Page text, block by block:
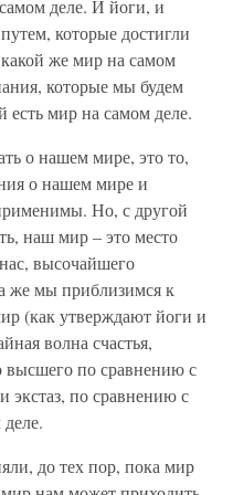
деле. И йоги, и
которые достигли
же мир на самом
которые мы будем
есть мир на самом деле.
о нашем мире, это то,
о нашем мире и
Но, с другой
наш мир – это место
высочайшего
же мы приблизимся к
(как утверждают йоги и
волна счастья,
высшего по сравнению с
экстаз, по сравнению с
до тех пор, пока мир